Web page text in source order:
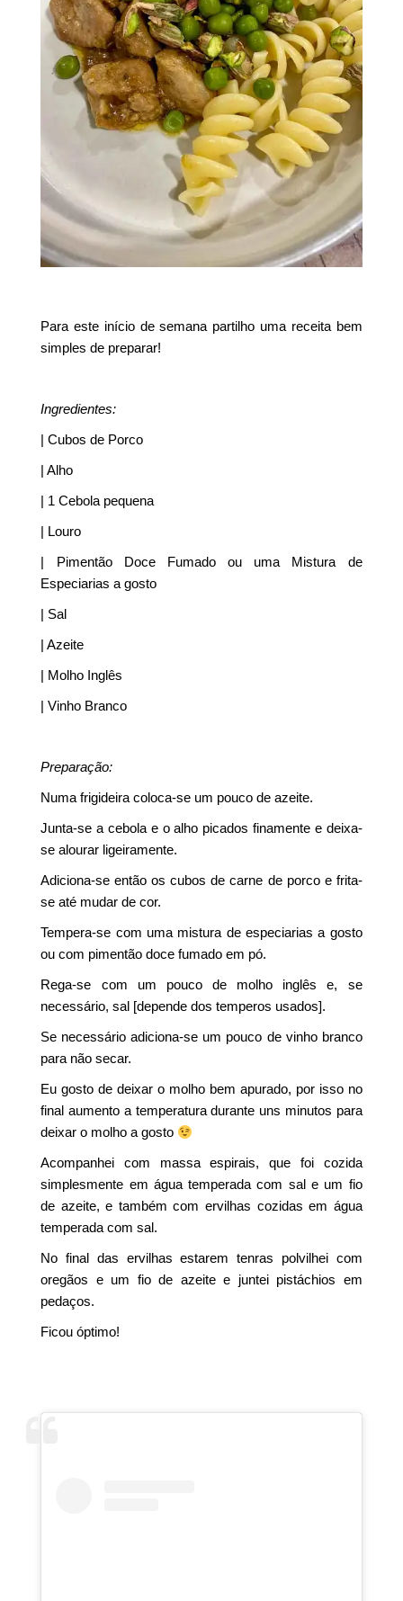
Para este início de semana partilho uma receita bem
simples de preparar!
Ingredientes:
| Cubos de Porco
| Alho
| 1 Cebola pequena
| Louro
| Pimentão Doce Fumado ou uma Mistura de
Especiarias a gosto
| Sal
| Azeite
| Molho Inglês
| Vinho Branco
Preparação:
Numa frigideira coloca-se um pouco de azeite.
Junta-se a cebola e o alho picados finamente e deixa-
se alourar ligeiramente.
Adiciona-se então os cubos de carne de porco e frita-
se até mudar de cor.
Tempera-se com uma mistura de especiarias a gosto
ou com pimentão doce fumado em pó.
Rega-se com um pouco de molho inglês e, se
necessário, sal [depende dos temperos usados].
Se necessário adiciona-se um pouco de vinho branco
para não secar.
Eu gosto de deixar o molho bem apurado, por isso no
final aumento a temperatura durante uns minutos para
deixar o molho a gosto
Acompanhei com massa espirais, que foi cozida
simplesmente em água temperada com sal e um fio
de azeite, e também com ervilhas cozidas em água
temperada com sal.
No final das ervilhas estarem tenras polvilhei com
oregãos e um fio de azeite e juntei pistáchios em
pedaços.
Ficou óptimo!